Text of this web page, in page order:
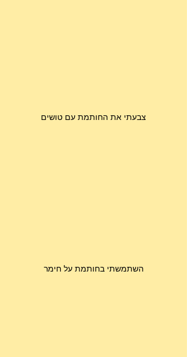
צבעתי את החותמת עם טושים
השתמשתי בחותמת על חימר